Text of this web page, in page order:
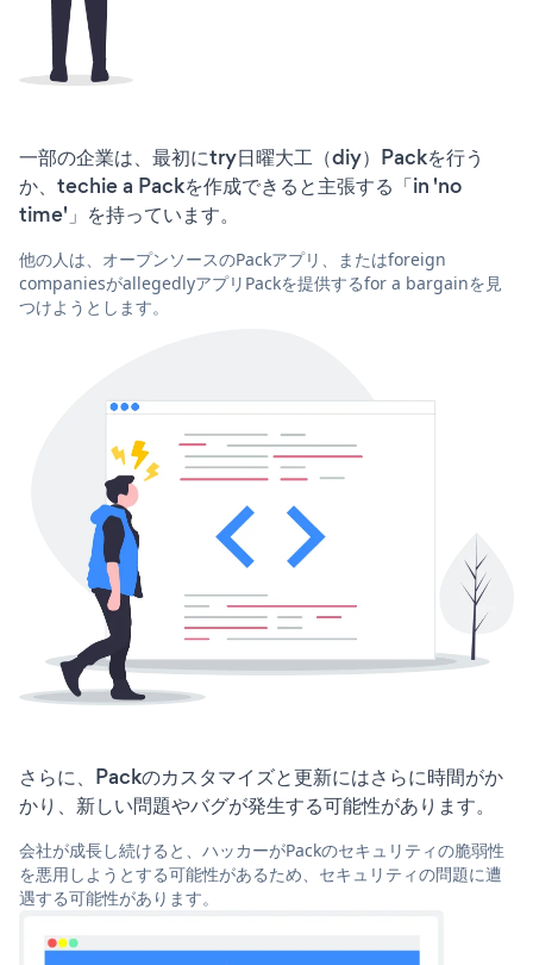
一部の企業は、最初にtry日曜大工（diy）Packを行う
か、techie a Packを作成できると主張する「in 'no
time'」を持っています。
他の人は、オープンソースのPackアプリ、またはforeign
companiesがallegedlyアプリPackを提供するfor a bargainを見
つけようとします。
さらに、Packのカスタマイズと更新にはさらに時間がか
かり、新しい問題やバグが発生する可能性があります。
会社が成長し続けると、ハッカーがPackのセキュリティの脆弱性
を悪用しようとする可能性があるため、セキュリティの問題に遭
遇する可能性があります。